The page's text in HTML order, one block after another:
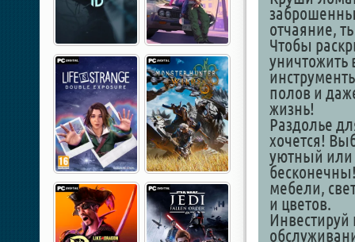
отчаяние,
Чтобы
уничтожить
полов и
жизнь!
Раздолье
хочется!
уютный или
мебели,
и цветов.